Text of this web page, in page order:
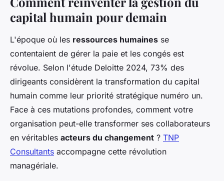
capital humain pour demain
L'époque où les ressources humaines se
contentaient de gérer la paie et les congés est
révolue. Selon l'étude Deloitte 2024, 73% des
dirigeants considèrent la transformation du capital
humain comme leur priorité stratégique numéro un.
Face à ces mutations profondes, comment votre
organisation peut-elle transformer ses collaborateurs
en véritables acteurs du changement ? TNP
Consultants accompagne cette révolution
managériale.